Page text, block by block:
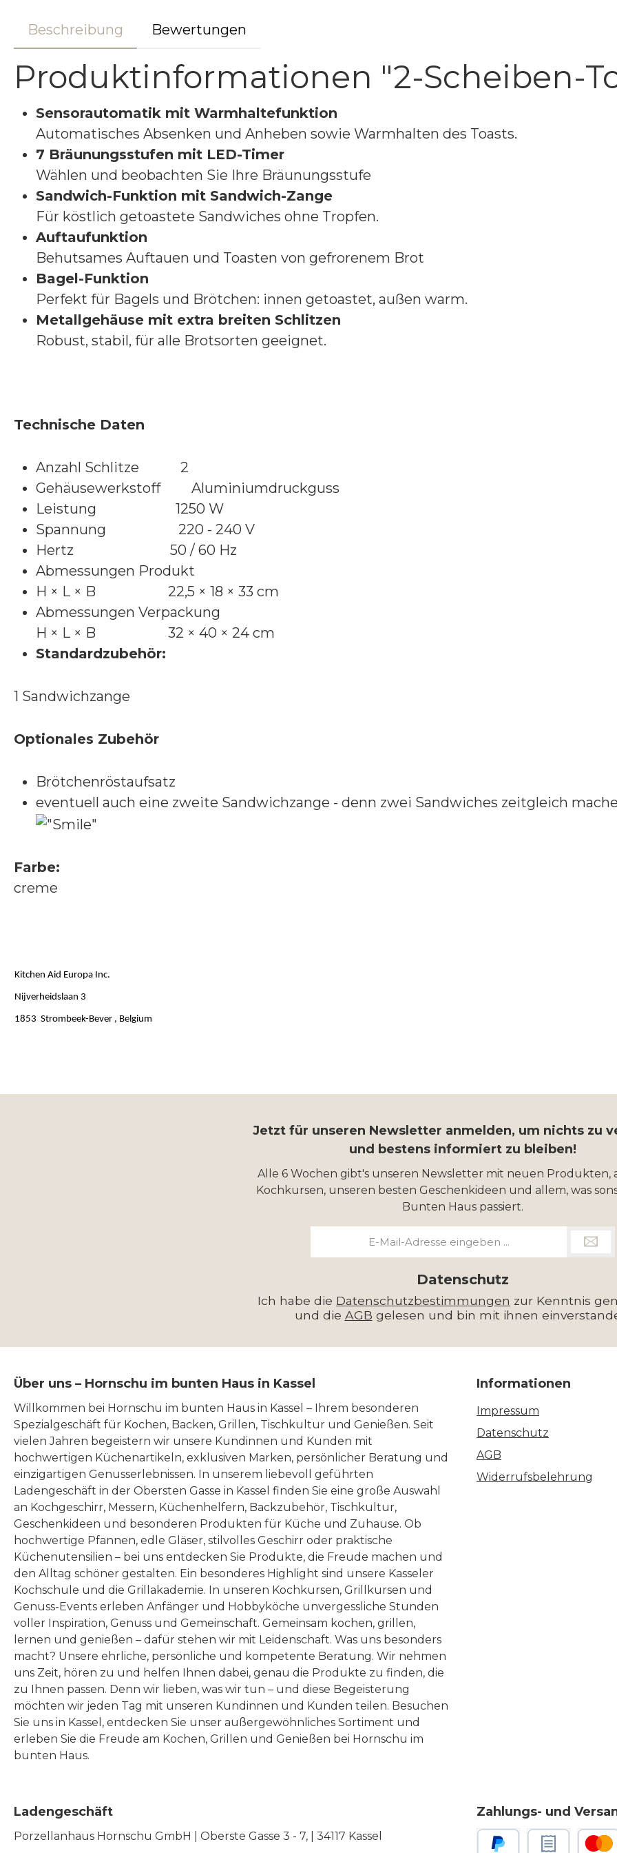
Beschreibung Bewertungen
Produktinformationen "2-Scheiben-
Sensorautomatik mit Warmhaltefunktion
Automatisches Absenken und Anheben sowie Warmhalten des Toasts.
7 Bräunungsstufen mit LED-Timer
Wählen und beobachten Sie Ihre Bräunungsstufe
Sandwich-Funktion mit Sandwich-Zange
Für köstlich getoastete Sandwiches ohne Tropfen.
Auftaufunktion
Behutsames Auftauen und Toasten von gefrorenem Brot
Bagel-Funktion
Perfekt für Bagels und Brötchen: innen getoastet, außen warm.
Metallgehäuse mit extra breiten Schlitzen
Robust, stabil, für alle Brotsorten geeignet.
Technische Daten
Anzahl Schlitze 2
Gehäusewerkstoff Aluminiumdruckguss
Leistung 1250 W
Spannung 220 - 240 V
Hertz 50 / 60 Hz
Abmessungen Produkt
H × L × B 22,5 × 18 × 33 cm
Abmessungen Verpackung
H × L × B 32 × 40 × 24 cm
Standardzubehör:
1 Sandwichzange
Optionales Zubehör
Brötchenröstaufsatz
eventuell auch eine zweite Sandwichzange - denn zwei Sandwiches zeitgleich
Farbe:
creme
Kitchen Aid Europa Inc.
Nijverheidslaan 3
1853 Strombeek-Bever , Belgium
Jetzt für unseren Newsletter anmelden, um nichts zu
und bestens informiert zu bleiben!
Alle 6 Wochen gibt's unseren Newsletter mit neuen Produkten,
Kochkursen, unseren besten Geschenkideen und allem, was
Bunten Haus passiert.
Datenschutz
Ich habe die Datenschutzbestimmungen zur Kenntnis
und die AGB gelesen und bin mit ihnen
Über uns – Hornschu im bunten Haus in Kassel
Willkommen bei Hornschu im bunten Haus in Kassel – Ihrem besonderen
Spezialgeschäft für Kochen, Backen, Grillen, Tischkultur und Genießen. Seit
vielen Jahren begeistern wir unsere Kundinnen und Kunden mit
hochwertigen Küchenartikeln, exklusiven Marken, persönlicher Beratung und
einzigartigen Genusserlebnissen. In unserem liebevoll geführten
Ladengeschäft in der Obersten Gasse in Kassel finden Sie eine große Auswahl
an Kochgeschirr, Messern, Küchenhelfern, Backzubehör, Tischkultur,
Geschenkideen und besonderen Produkten für Küche und Zuhause. Ob
hochwertige Pfannen, edle Gläser, stilvolles Geschirr oder praktische
Küchenutensilien – bei uns entdecken Sie Produkte, die Freude machen und
den Alltag schöner gestalten. Ein besonderes Highlight sind unsere Kasseler
Kochschule und die Grillakademie. In unseren Kochkursen, Grillkursen und
Genuss-Events erleben Anfänger und Hobbyköche unvergessliche Stunden
voller Inspiration, Genuss und Gemeinschaft. Gemeinsam kochen, grillen,
lernen und genießen – dafür stehen wir mit Leidenschaft. Was uns besonders
macht? Unsere ehrliche, persönliche und kompetente Beratung. Wir nehmen
uns Zeit, hören zu und helfen Ihnen dabei, genau die Produkte zu finden, die
zu Ihnen passen. Denn wir lieben, was wir tun – und diese Begeisterung
möchten wir jeden Tag mit unseren Kundinnen und Kunden teilen. Besuchen
Sie uns in Kassel, entdecken Sie unser außergewöhnliches Sortiment und
erleben Sie die Freude am Kochen, Grillen und Genießen bei Hornschu im
bunten Haus.
Informationen
Impressum
Datenschutz
AGB
Widerrufsbelehrung
Ladengeschäft
Porzellanhaus Hornschu GmbH | Oberste Gasse 3 - 7, | 34117 Kassel
Zahlungs- und